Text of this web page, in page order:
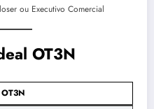
ou Executivo Comercial
OT3N
OT3N